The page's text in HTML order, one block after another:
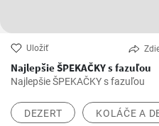
Uložiť
Najlepšie ŠPEKAČKY s fazuľou
Najlepšie ŠPEKAČKY s fazuľou
DEZERT KOLÁČE A